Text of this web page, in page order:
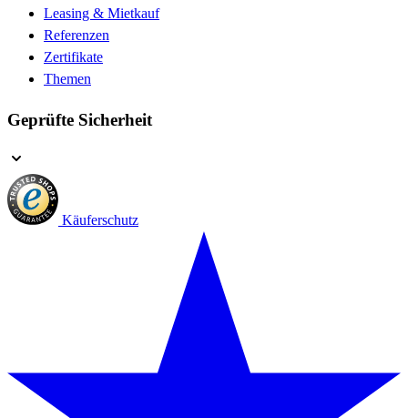
Leasing & Mietkauf
Referenzen
Zertifikate
Themen
Geprüfte Sicherheit
Käuferschutz